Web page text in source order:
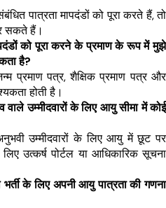
पात्रता मापदंडों को पूरा करते हैं, तो
सकते हैं।
को पूरा करने के प्रमाण के रूप में मुझे
है?
प्रमाण पत्र, शैक्षिक प्रमाण पत्र और
होती है।
वाले उम्मीदवारों के लिए आयु सीमा में कोई
उम्मीदवारों के लिए आयु में छूट पर
उत्कर्ष पोर्टल या आधिकारिक सूचना
के लिए अपनी आयु पात्रता की गणना